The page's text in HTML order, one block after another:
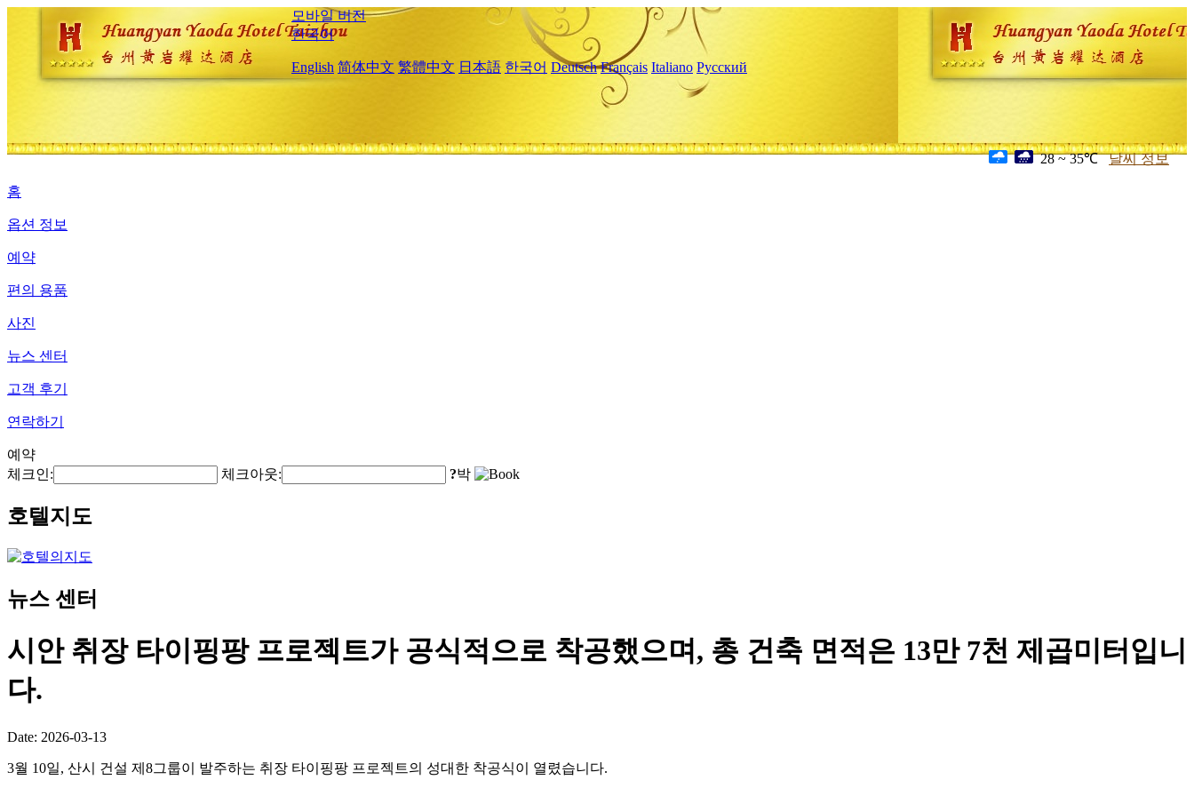
모바일 버전
한국어
English 简体中文 繁體中文 日本語 한국어 Deutsch Français Italiano Русский
28 ~ 35℃ 날씨 정보
홈
옵션 정보
예약
편의 용품
사진
뉴스 센터
고객 후기
연락하기
예약
체크인:
체크아웃: ?박
호텔지도
뉴스 센터
시안 취장 타이핑팡 프로젝트가 공식적으로 착공했으며, 총 건축 면적은 13만 7천 제곱미터입니
다.
Date: 2026-03-13
3월 10일, 산시 건설 제8그룹이 발주하는 취장 타이핑팡 프로젝트의 성대한 착공식이 열렸습니다.